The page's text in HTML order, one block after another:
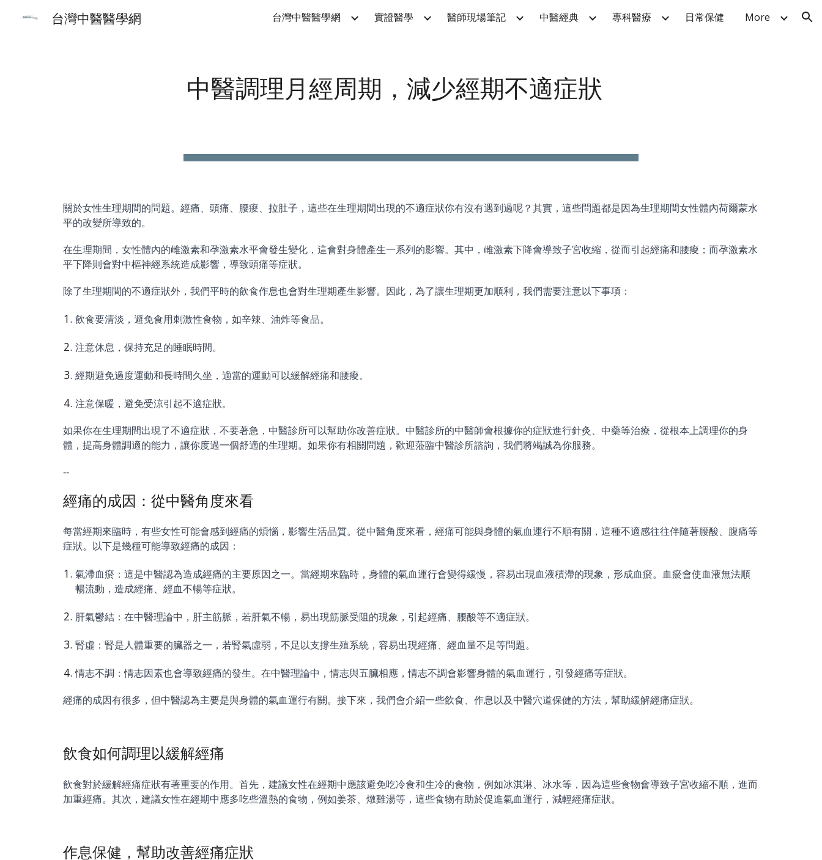
Skip to main content Skip to navigation
台灣中醫醫學網 台灣中醫醫學網 實證醫學 醫師現場筆記 中醫經典 專科醫療 日常保健 More
中醫調理月經周期，減少經期不適症狀
關於女性生理期間的問題。經痛、頭痛、腰痠、拉肚子，這些在生理期間出現的不適症狀你有沒有遇到過呢？其實，這些問題都是因為生理期間女性體內荷爾蒙水
平的改變所導致的。
在生理期間，女性體內的雌激素和孕激素水平會發生變化，這會對身體產生一系列的影響。其中，雌激素下降會導致子宮收縮，從而引起經痛和腰痠；而孕激素水
平下降則會對中樞神經系統造成影響，導致頭痛等症狀。
除了生理期間的不適症狀外，我們平時的飲食作息也會對生理期產生影響。因此，為了讓生理期更加順利，我們需要注意以下事項：
飲食要清淡，避免食用刺激性食物，如辛辣、油炸等食品。
注意休息，保持充足的睡眠時間。
經期避免過度運動和長時間久坐，適當的運動可以緩解經痛和腰痠。
注意保暖，避免受涼引起不適症狀。
如果你在生理期間出現了不適症狀，不要著急，中醫診所可以幫助你改善症狀。中醫診所的中醫師會根據你的症狀進行針灸、中藥等治療，從根本上調理你的身
體，提高身體調適的能力，讓你度過一個舒適的生理期。如果你有相關問題，歡迎蒞臨中醫診所諮詢，我們將竭誠為你服務。
--
經痛的成因：從中醫角度來看
每當經期來臨時，有些女性可能會感到經痛的煩惱，影響生活品質。從中醫角度來看，經痛可能與身體的氣血運行不順有關，這種不適感往往伴隨著腰酸、腹痛等
症狀。以下是幾種可能導致經痛的成因：
氣滯血瘀：這是中醫認為造成經痛的主要原因之一。當經期來臨時，身體的氣血運行會變得緩慢，容易出現血液積滯的現象，形成血瘀。血瘀會使血液無法順
暢流動，造成經痛、經血不暢等症狀。
肝氣鬱結：在中醫理論中，肝主筋脈，若肝氣不暢，易出現筋脈受阻的現象，引起經痛、腰酸等不適症狀。
腎虛：腎是人體重要的臟器之一，若腎氣虛弱，不足以支撐生殖系統，容易出現經痛、經血量不足等問題。
情志不調：情志因素也會導致經痛的發生。在中醫理論中，情志與五臟相應，情志不調會影響身體的氣血運行，引發經痛等症狀。
經痛的成因有很多，但中醫認為主要是與身體的氣血運行有關。接下來，我們會介紹一些飲食、作息以及中醫穴道保健的方法，幫助緩解經痛症狀。
飲食如何調理以緩解經痛
飲食對於緩解經痛症狀有著重要的作用。首先，建議女性在經期中應該避免吃冷食和生冷的食物，例如冰淇淋、冰水等，因為這些食物會導致子宮收縮不順，進而
加重經痛。其次，建議女性在經期中應多吃些溫熱的食物，例如姜茶、燉雞湯等，這些食物有助於促進氣血運行，減輕經痛症狀。
作息保健，幫助改善經痛症狀